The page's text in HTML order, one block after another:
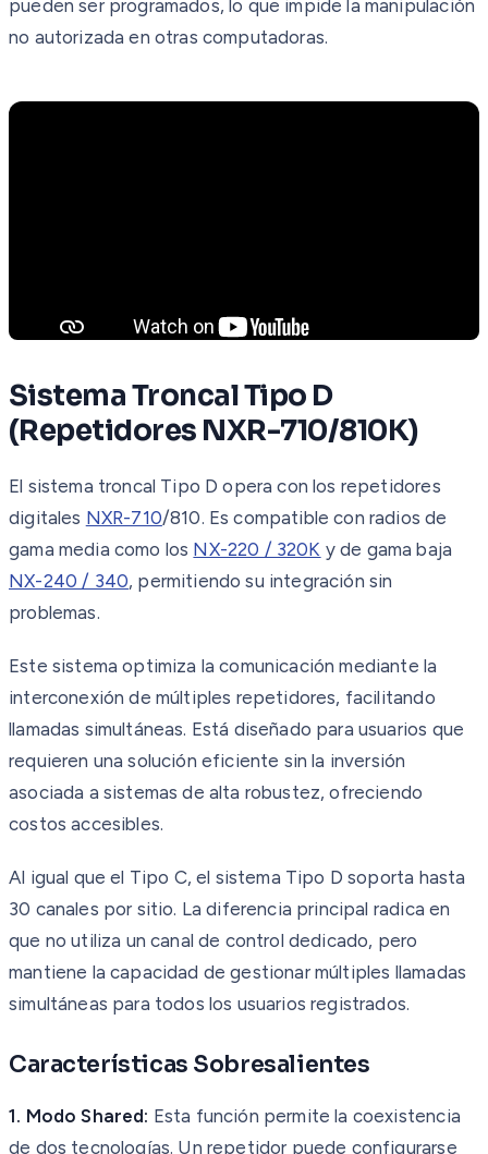
pueden ser programados, lo que impide la manipulación
no autorizada en otras computadoras.
Sistema Troncal Tipo D
(Repetidores NXR-710/810K)
El sistema troncal Tipo D opera con los repetidores
digitales NXR-710/810. Es compatible con radios de
gama media como los NX-220 / 320K y de gama baja
NX-240 / 340, permitiendo su integración sin
problemas.
Este sistema optimiza la comunicación mediante la
interconexión de múltiples repetidores, facilitando
llamadas simultáneas. Está diseñado para usuarios que
requieren una solución eficiente sin la inversión
asociada a sistemas de alta robustez, ofreciendo
costos accesibles.
Al igual que el Tipo C, el sistema Tipo D soporta hasta
30 canales por sitio. La diferencia principal radica en
que no utiliza un canal de control dedicado, pero
mantiene la capacidad de gestionar múltiples llamadas
simultáneas para todos los usuarios registrados.
Características Sobresalientes
1. Modo Shared: Esta función permite la coexistencia
de dos tecnologías. Un repetidor puede configurarse